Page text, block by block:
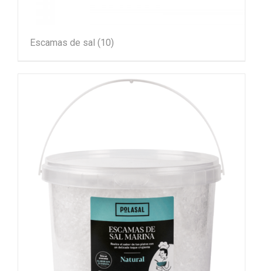
Escamas de sal (10)